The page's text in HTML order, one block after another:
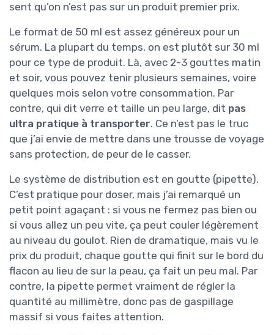
sent qu’on n’est pas sur un produit premier prix.
Le format de 50 ml est assez généreux pour un
sérum. La plupart du temps, on est plutôt sur 30 ml
pour ce type de produit. Là, avec 2-3 gouttes matin
et soir, vous pouvez tenir plusieurs semaines, voire
quelques mois selon votre consommation. Par
contre, qui dit verre et taille un peu large, dit pas
ultra pratique à transporter. Ce n’est pas le truc
que j’ai envie de mettre dans une trousse de voyage
sans protection, de peur de le casser.
Le système de distribution est en goutte (pipette).
C’est pratique pour doser, mais j’ai remarqué un
petit point agaçant : si vous ne fermez pas bien ou
si vous allez un peu vite, ça peut couler légèrement
au niveau du goulot. Rien de dramatique, mais vu le
prix du produit, chaque goutte qui finit sur le bord du
flacon au lieu de sur la peau, ça fait un peu mal. Par
contre, la pipette permet vraiment de régler la
quantité au millimètre, donc pas de gaspillage
massif si vous faites attention.